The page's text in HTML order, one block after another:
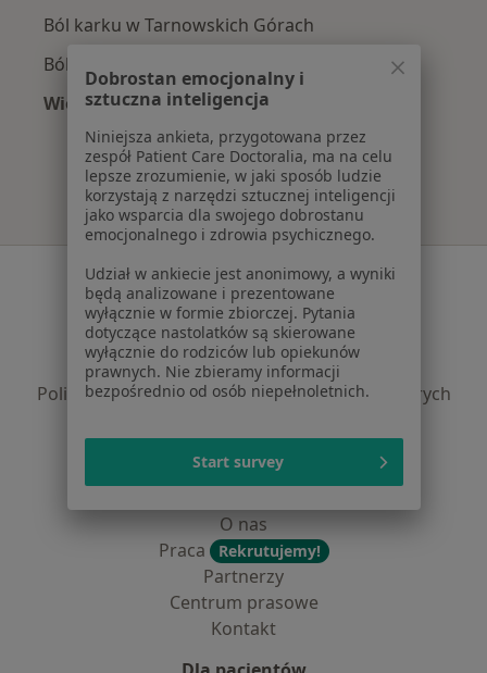
Ból karku w Tarnowskich Górach
Bóle głowy w Tarnowskich Górach
Więcej (15)
Więcej w kategorii: Najczęście leczone
Serwis
Regulamin
Polityka prywatności pacjentów
Polityka prywatności profesjonalistów
Polityka prywatności dla profesjonalistów, których
Polityka cookies
Jak działają wyniki wyszukiwania
O nas
Praca
Rekrutujemy!
Partnerzy
Centrum prasowe
Kontakt
Dobrostan emocjonalny i
sztuczna inteligencja
Niniejsza ankieta, przygotowana przez
zespół Patient Care Doctoralia, ma na celu
lepsze zrozumienie, w jaki sposób ludzie
korzystają z narzędzi sztucznej inteligencji
jako wsparcia dla swojego dobrostanu
emocjonalnego i zdrowia psychicznego.
Udział w ankiecie jest anonimowy, a wyniki
będą analizowane i prezentowane
wyłącznie w formie zbiorczej. Pytania
dotyczące nastolatków są skierowane
wyłącznie do rodziców lub opiekunów
prawnych. Nie zbieramy informacji
bezpośrednio od osób niepełnoletnich.
Start survey